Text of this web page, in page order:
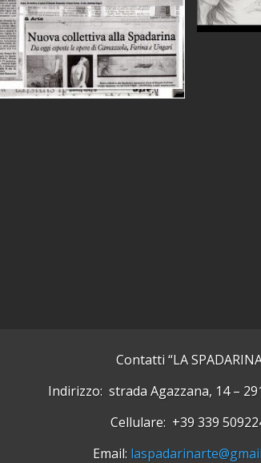
Contatti “LA
Indirizzo: strada Agazzana, 14 –
Cellulare: +39 339
Email: